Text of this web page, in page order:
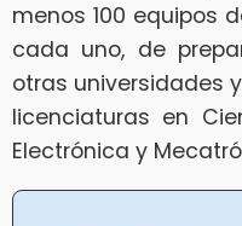
menos 100 equipos
cada uno, de
otras universidades
licenciaturas en
Electrónica y